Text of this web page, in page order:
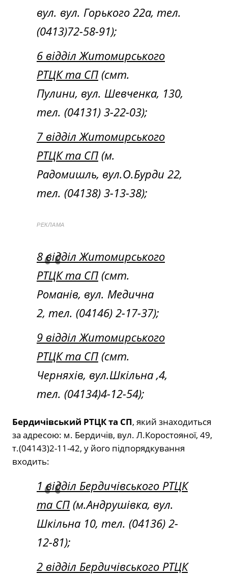
вул. вул. Горького 22а, тел.
(0413)72-58-91);
6 відділ Житомирського
РТЦК та СП (смт.
Пулини, вул. Шевченка, 130,
тел. (04131) 3-22-03);
7 відділ Житомирського
РТЦК та СП (м.
Радомишль, вул.О.Бурди 22,
тел. (04138) 3-13-38);
РЕКЛАМА
8 відділ Житомирського
РТЦК та СП (смт.
Романів, вул. Медична
2, тел. (04146) 2-17-37);
9 відділ Житомирського
РТЦК та СП (смт.
Черняхів, вул.Шкільна ,4,
тел. (04134)4-12-54);
Бердичівський РТЦК та СП, який знаходиться
за адресою: м. Бердичів, вул. Л.Коростояної, 49,
т.(04143)2-11-42, у його підпорядкування
входить:
1 відділ Бердичівського РТЦК
та СП (м.Андрушівка, вул.
Шкільна 10, тел. (04136) 2-
12-81);
2 відділ Бердичівського РТЦК